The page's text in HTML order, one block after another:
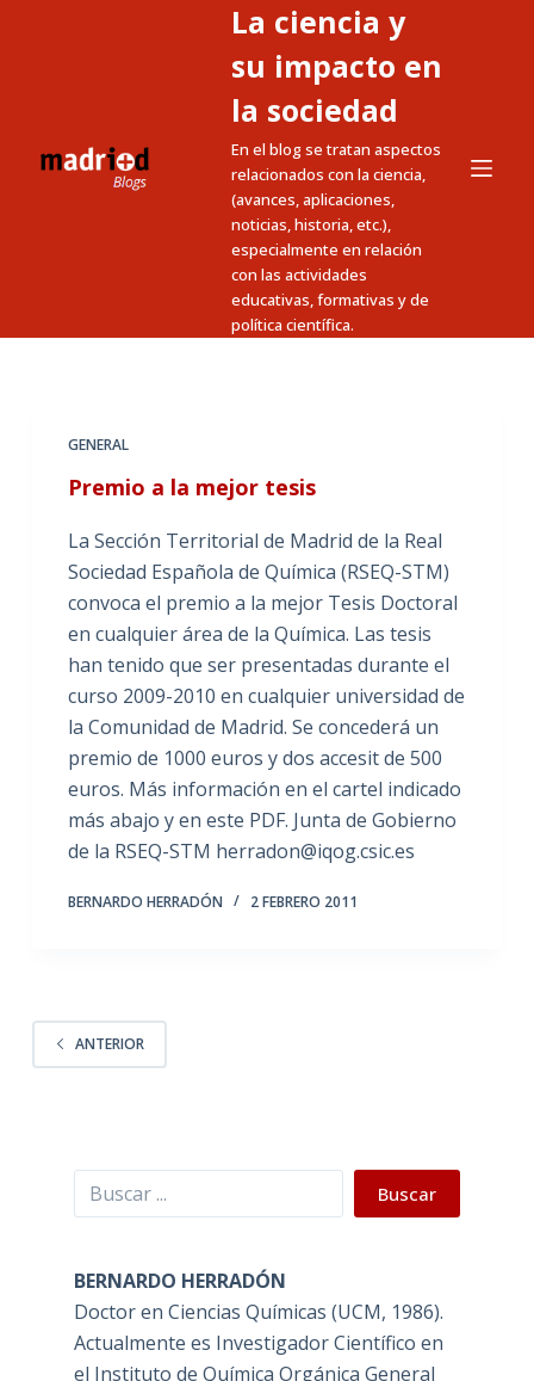
n
La ciencia y
su impacto en
la sociedad
En el blog se tratan aspectos
relacionados con la ciencia,
(avances, aplicaciones,
noticias, historia, etc.),
especialmente en relación
con las actividades
educativas, formativas y de
política científica.
GENERAL
Premio a la mejor tesis
La Sección Territorial de Madrid de la Real
Sociedad Española de Química (RSEQ-STM)
convoca el premio a la mejor Tesis Doctoral
en cualquier área de la Química. Las tesis
han tenido que ser presentadas durante el
curso 2009-2010 en cualquier universidad de
la Comunidad de Madrid. Se concederá un
premio de 1000 euros y dos accesit de 500
euros. Más información en el cartel indicado
más abajo y en este PDF. Junta de Gobierno
de la RSEQ-STM herradon@iqog.csic.es
BERNARDO HERRADÓN 2 FEBRERO 2011
ANTERIOR
Buscar Buscar
BERNARDO HERRADÓN
Doctor en Ciencias Químicas (UCM, 1986).
Actualmente es Investigador Científico en
el Instituto de Química Orgánica General